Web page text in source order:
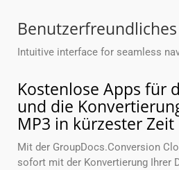
Intuitive interface for seamless
Kostenlose Apps für
und die
MP3 in kürzester Zeit
Mit der GroupDocs.Conversion
sofort mit der Konvertierung Ihrer